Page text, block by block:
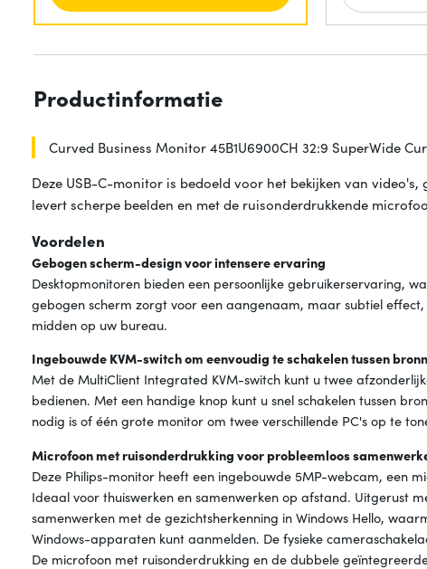
Productinformatie
Curved Business Monitor 45B1U6900CH 32:9 SuperWide
Deze USB-C-monitor is bedoeld voor het bekijken van
levert scherpe beelden en met de ruisonderdrukkende
Voordelen
Gebogen scherm-design voor intensere ervaring
Desktopmonitoren bieden een persoonlijke gebruikerservaring,
gebogen scherm zorgt voor een aangenaam, maar subtiel
midden op uw bureau.
Ingebouwde KVM-switch om eenvoudig te schakelen tussen
Met de MultiClient Integrated KVM-switch kunt u twee
bedienen. Met een handige knop kunt u snel schakelen tussen
nodig is of één grote monitor om twee verschillende PC's op te
Microfoon met ruisonderdrukking voor probleemloos
Deze Philips-monitor heeft een ingebouwde 5MP-webcam, een
Ideaal voor thuiswerken en samenwerken op afstand. Uitgerust
samenwerken met de gezichtsherkenning in Windows Hello,
Windows-apparaten kunt aanmelden. De fysieke
De microfoon met ruisonderdrukking en de dubbele